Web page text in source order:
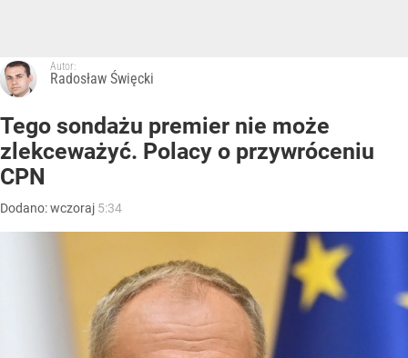
Autor:
Radosław Święcki
Tego sondażu premier nie może
zlekceważyć. Polacy o przywróceniu
CPN
Dodano:wczoraj 5:34